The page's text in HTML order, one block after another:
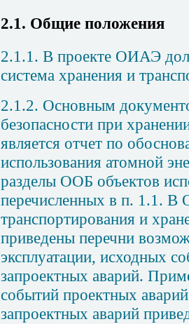
2.1. Общие положения
2.1.1. В проекте ОИАЭ
система хранения и
2.1.2. Основным
безопасности при
является отчет по
использования атомной
разделы ООБ объектов
перечисленных в п. 1.1.
транспортирования и
приведены перечни
эксплуатации, исходных
запроектных аварий.
событий проектных
запроектных аварий